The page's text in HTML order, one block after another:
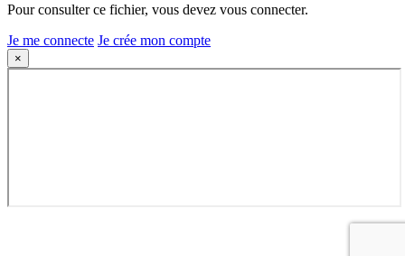
Pour consulter ce fichier, vous devez vous connecter.
Je me connecte Je crée mon compte
×